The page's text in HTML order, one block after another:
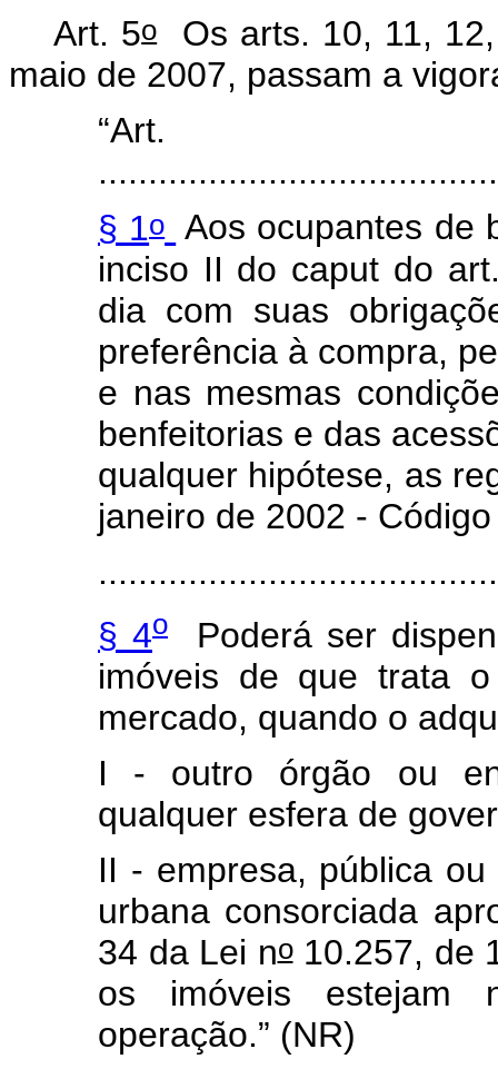
Art. 5oOs arts. 10, 11,
maio de 2007, passam a
§ 1o Aos ocupantes de
inciso II do caput do
dia com suas
preferência à compra,
e nas mesmas
benfeitorias e das
qualquer hipótese, as
janeiro de 2002 -
§ 4o Poderá ser
imóveis de que trata
mercado, quando o
I - outro órgão ou
qualquer esfera de
II - empresa, pública
urbana consorciada
34 da Lei no10.257, de
os imóveis estejam
operação.” (NR)